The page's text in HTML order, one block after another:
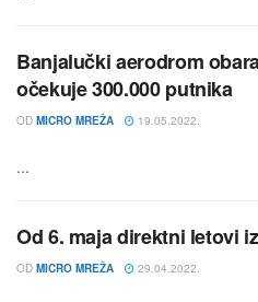
Banjalučki aerodrom
očekuje 300.000 putnika
OD MICRO MREŽA 19.05.2022.
...
Od 6. maja direktni letovi
OD MICRO MREŽA 29.04.2022.